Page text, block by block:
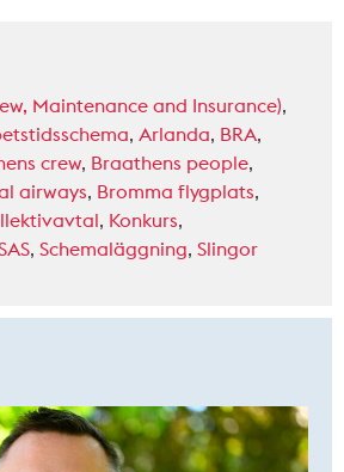
Maintenance and Insurance),
, Arlanda, BRA,
crew, Braathens people,
airways, Bromma flygplats,
, Konkurs,
, Schemaläggning, Slingor